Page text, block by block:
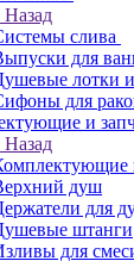
Назад
слива
для
лотки
для
и
Назад
душ
для
штанги
для